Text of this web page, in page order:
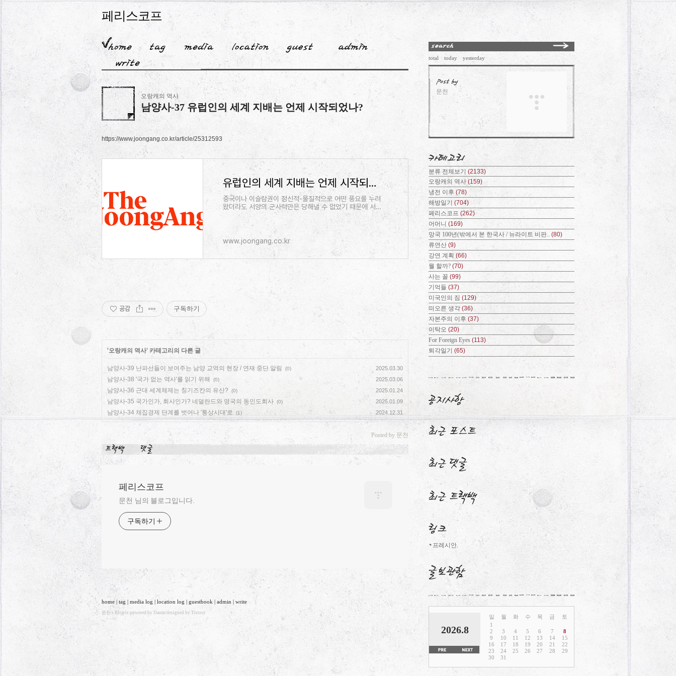
페리스코프
오랑캐의 역사
남양사-37 유럽인의 세계 지배는 언제 시작되었나?
https://www.joongang.co.kr/article/25312593
유럽인의 세계 지배는 언제 시작되었나? [김기협의 남양사(南洋史) <37>] | 중앙일보
중국이나 이슬람권이 정신적-물질적으로 어떤 풍요를 누려
왔더라도 서양의 군사력만은 당해낼 수 없었기 때문에 서양
인의 세계 지배가 펼쳐진 것 아닌가. 근대 유럽의 군사적 발
www.joongang.co.kr
공감 구독하기
'오랑캐의 역사' 카테고리의 다른 글
남양사-39 난파선들이 보여주는 남양 교역의 현장 / 연재 중단 알림 (0) 2025.03.30
남양사-38 '국가 없는 역사'를 읽기 위해 (0) 2025.03.06
남양사-36 근대 세계체제는 칭기즈칸의 유산? (0) 2025.01.24
남양사-35 국가인가, 회사인가? 네덜란드와 영국의 동인도회사 (0) 2025.01.09
남양사-34 채집경제 단계를 벗어나 '통상시대'로 (1) 2024.12.31
Posted by 문천
페리스코프
문천 님의 블로그입니다.
구독하기
home | tag | media log | location log | guestbook | admin | write
문천's Blog is powered by Daum/designed by Tistory
total today yesterday
문천
분류 전체보기 (2133)
오랑캐의 역사 (159)
냉전 이후 (78)
해방일기 (704)
페리스코프 (262)
어머니 (169)
망국 100년(밖에서 본 한국사 / 뉴라이트 비판.. (80)
류연산 (9)
강연 계획 (66)
뭘 할까? (70)
사는 꼴 (99)
기억들 (37)
미국인의 짐 (129)
떠오른 생각 (36)
자본주의 이후 (37)
이탁오 (20)
For Foreign Eyes (113)
퇴각일기 (65)
프레시안.
2026.8
일 월 화 수 목 금
토
1
2
3 4 5 6 7
8
9
10 11 12 13 14
15
16
17 18 19 20 21
22
23
24 25 26 27 28
29
30
31